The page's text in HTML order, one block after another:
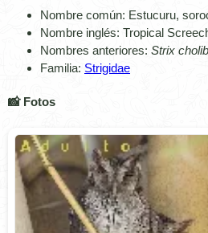
Nombre común: Estucuru,
Nombre inglés: Tropical
Nombres anteriores: Strix
Familia: Strigidae
📸 Fotos